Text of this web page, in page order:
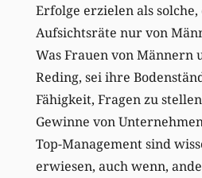
Erfolge erzielen als
Aufsichtsräte nur von
Was Frauen von Männern
Reding, sei ihre
Fähigkeit, Fragen zu
Gewinne von
Top-Management sind
erwiesen, auch wenn,